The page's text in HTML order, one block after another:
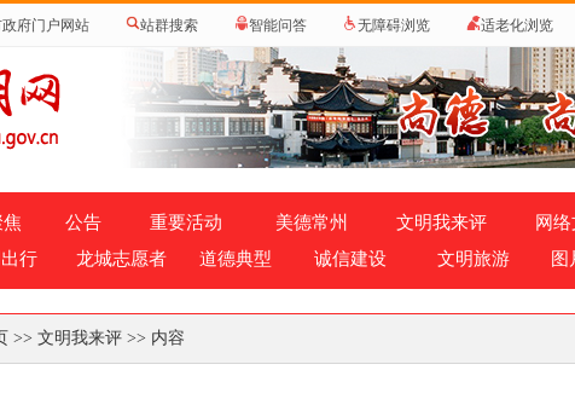
府门户网站 站群搜索 智能问答 无障碍浏览 适老化浏览
公告 重要活动 美德常州 文明我来评 网
行 龙城志愿者 道德典型 诚信建设 文明旅游 图
>> 文明我来评 >> 内容